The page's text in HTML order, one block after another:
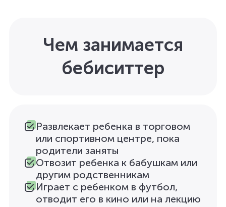
Чем занимается
бебиситтер
Развлекает ребенка в торговом
или спортивном центре, пока
родители заняты
Отвозит ребенка к бабушкам или
другим родственникам
Играет с ребенком в футбол,
отводит его в кино или на лекцию